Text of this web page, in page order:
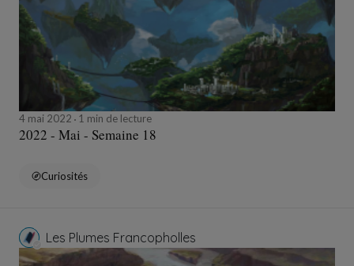
4 mai 2022 1 min de lecture
2022 - Mai - Semaine 18
Curiosités
Les Plumes Francopholles